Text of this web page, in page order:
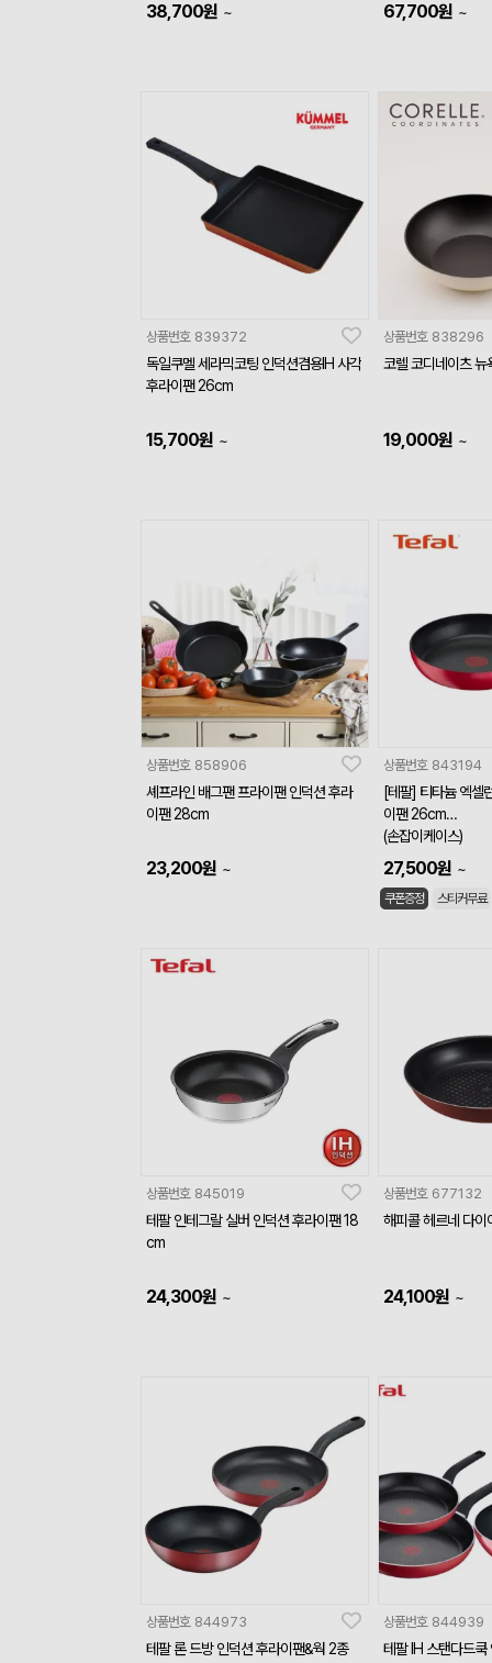
38,700원 ~ 67,700원 ~
상품번호 839372
독일쿠멜 세라믹코팅 인덕션겸용IH 사각
후라이팬 26cm
15,700원 ~
상품번호 838296
코렐 코디네이츠
19,000원 ~
상품번호 858906
셰프라인 배그팬 프라이팬 인덕션 후라
이팬 28cm
23,200원 ~
상품번호 843194
[테팔] 티타늄 엑셀
이팬 26cm
(손잡이케이스)
27,500원 ~
쿠폰증정 스티커무료
상품번호 845019
테팔 인테그랄 실버 인덕션 후라이팬 18
cm
24,300원 ~
상품번호 677132
해피콜 헤르네 다이
24,100원 ~
상품번호 844973
테팔 론 드방 인덕션 후라이팬&웍 2종
상품번호 844939
테팔 IH 스탠다드쿡